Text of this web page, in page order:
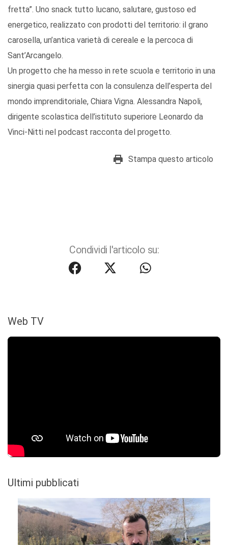
fretta”. Uno snack tutto lucano, salutare, gustoso ed
energetico, realizzato con prodotti del territorio: il grano
carosella, un’antica varietà di cereale e la percoca di
Sant’Arcangelo.
Un progetto che ha messo in rete scuola e territorio in una
sinergia quasi perfetta con la consulenza dell’esperta del
mondo imprenditoriale, Chiara Vigna. Alessandra Napoli,
dirigente scolastica dell’istituto superiore Leonardo da
Vinci-Nitti nel podcast racconta del progetto.
Stampa questo articolo
Condividi l'articolo su:
Web TV
Ultimi pubblicati